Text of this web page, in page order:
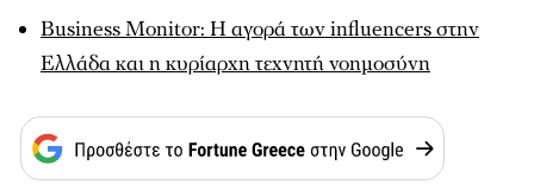
Βusiness Monitor: Η αγορά των influencers στην
Ελλάδα και η κυρίαρχη τεχνητή νοημοσύνη